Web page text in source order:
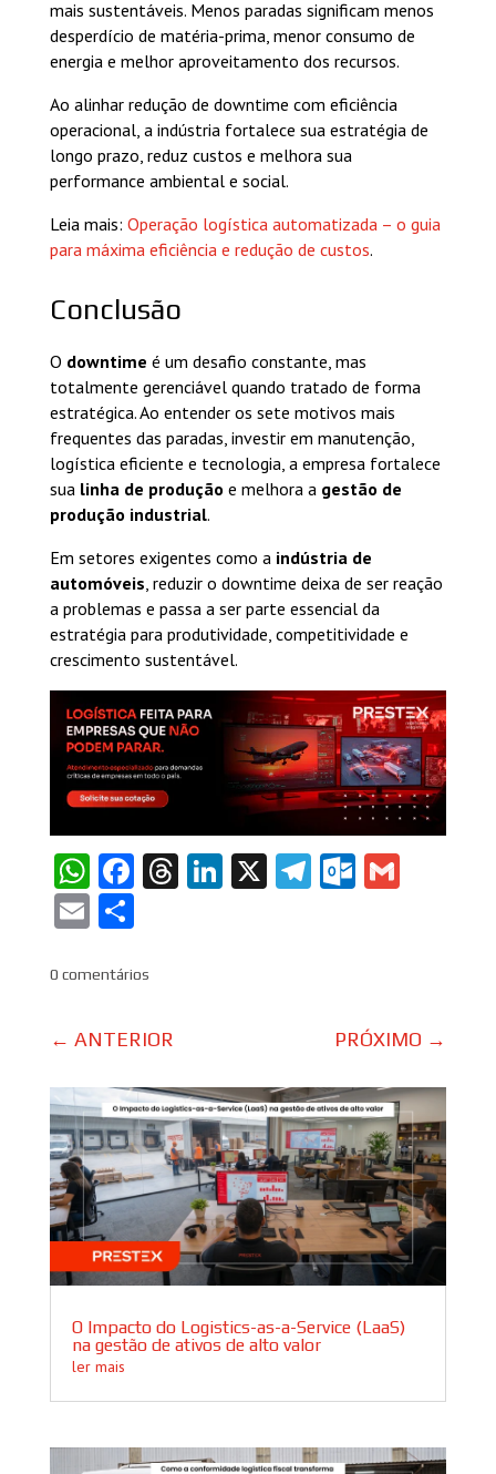
mais sustentáveis. Menos paradas significam menos
desperdício de matéria-prima, menor consumo de
energia e melhor aproveitamento dos recursos.
Ao alinhar redução de downtime com eficiência
operacional, a indústria fortalece sua estratégia de
longo prazo, reduz custos e melhora sua
performance ambiental e social.
Leia mais: Operação logística automatizada – o guia
para máxima eficiência e redução de custos.
Conclusão
O downtime é um desafio constante, mas
totalmente gerenciável quando tratado de forma
estratégica. Ao entender os sete motivos mais
frequentes das paradas, investir em manutenção,
logística eficiente e tecnologia, a empresa fortalece
sua linha de produção e melhora a gestão de
produção industrial.
Em setores exigentes como a indústria de
automóveis , reduzir o downtime deixa de ser reação
a problemas e passa a ser parte essencial da
estratégia para produtividade, competitividade e
crescimento sustentável.
WhatsApp
Facebook
Threads
LinkedIn
X TelegramGmail
EmailShare
0 comentários
← ANTERIOR PRÓXIMO →
O Impacto do Logistics-as-a-Service (LaaS)
na gestão de ativos de alto valor
ler mais